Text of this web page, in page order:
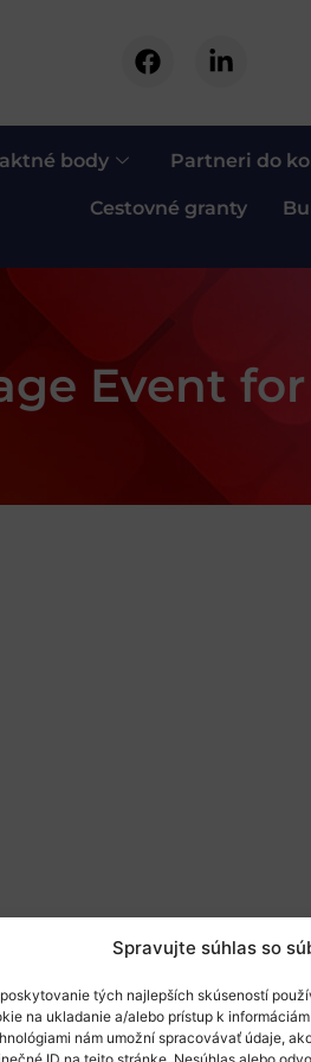
Spravujte súhlas so
tých najlepších skúseností
na ukladanie a/alebo prístup k
nám umožní spracovávať údaje,
body Partneri do
Cestovné granty
Event
brokerage-event-